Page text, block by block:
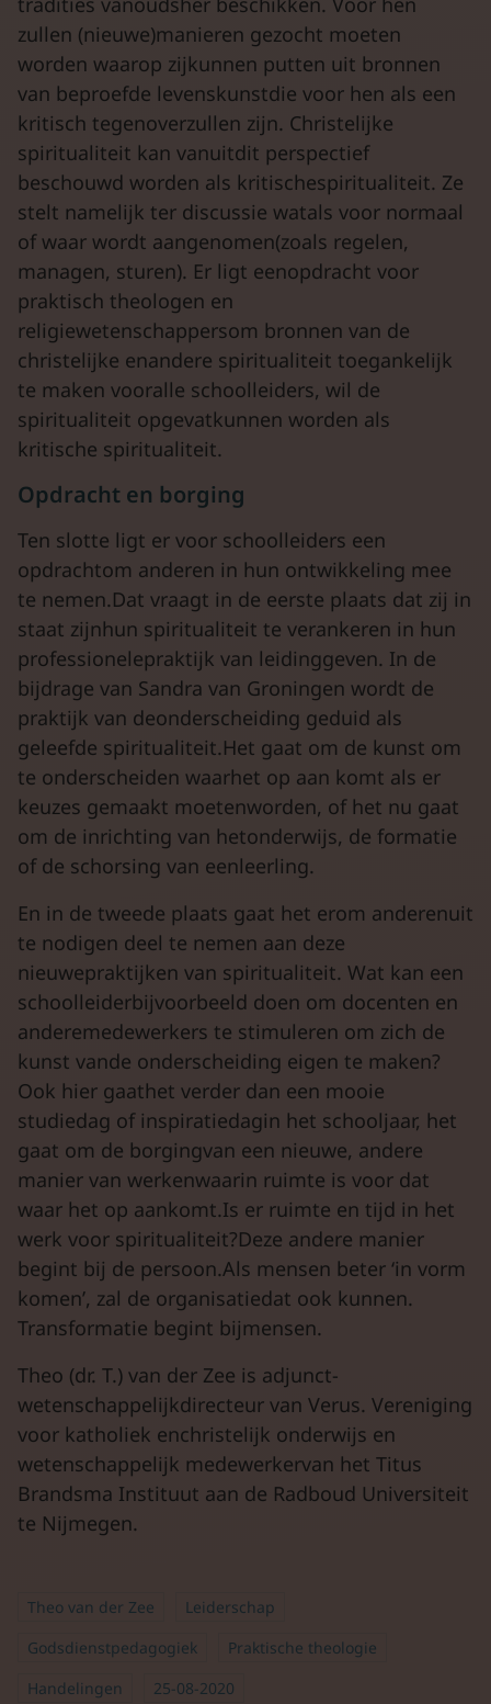
zullen (nieuwe)manieren gezocht moeten
worden waarop zijkunnen putten uit bronnen
van beproefde levenskunstdie voor hen als een
kritisch tegenoverzullen zijn. Christelijke
spiritualiteit kan vanuitdit perspectief
beschouwd worden als kritischespiritualiteit. Ze
stelt namelijk ter discussie watals voor normaal
of waar wordt aangenomen(zoals regelen,
managen, sturen). Er ligt eenopdracht voor
praktisch theologen en
religiewetenschappersom bronnen van de
christelijke enandere spiritualiteit toegankelijk
te maken vooralle schoolleiders, wil de
spiritualiteit opgevatkunnen worden als
kritische spiritualiteit.
Opdracht en borging
Ten slotte ligt er voor schoolleiders een
opdrachtom anderen in hun ontwikkeling mee
te nemen.Dat vraagt in de eerste plaats dat zij in
staat zijnhun spiritualiteit te verankeren in hun
professionelepraktijk van leidinggeven. In de
bijdrage van Sandra van Groningen wordt de
praktijk van deonderscheiding geduid als
geleefde spiritualiteit.Het gaat om de kunst om
te onderscheiden waarhet op aan komt als er
keuzes gemaakt moetenworden, of het nu gaat
om de inrichting van hetonderwijs, de formatie
of de schorsing van eenleerling.
En in de tweede plaats gaat het erom anderenuit
te nodigen deel te nemen aan deze
nieuwepraktijken van spiritualiteit. Wat kan een
schoolleiderbijvoorbeeld doen om docenten en
anderemedewerkers te stimuleren om zich de
kunst vande onderscheiding eigen te maken?
Ook hier gaathet verder dan een mooie
studiedag of inspiratiedagin het schooljaar, het
gaat om de borgingvan een nieuwe, andere
manier van werkenwaarin ruimte is voor dat
waar het op aankomt.Is er ruimte en tijd in het
werk voor spiritualiteit?Deze andere manier
begint bij de persoon.Als mensen beter ‘in vorm
komen’, zal de organisatiedat ook kunnen.
Transformatie begint bijmensen.
Theo (dr. T.) van der Zee is adjunct-
wetenschappelijkdirecteur van Verus. Vereniging
voor katholiek enchristelijk onderwijs en
wetenschappelijk medewerkervan het Titus
Brandsma Instituut aan de Radboud Universiteit
te Nijmegen.
Theo van der Zee
Leiderschap
Godsdienstpedagogiek
Praktische theologie
Handelingen
25-08-2020